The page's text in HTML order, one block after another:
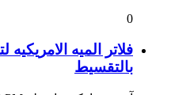
0
فلاتر الميه
بالتقسيط